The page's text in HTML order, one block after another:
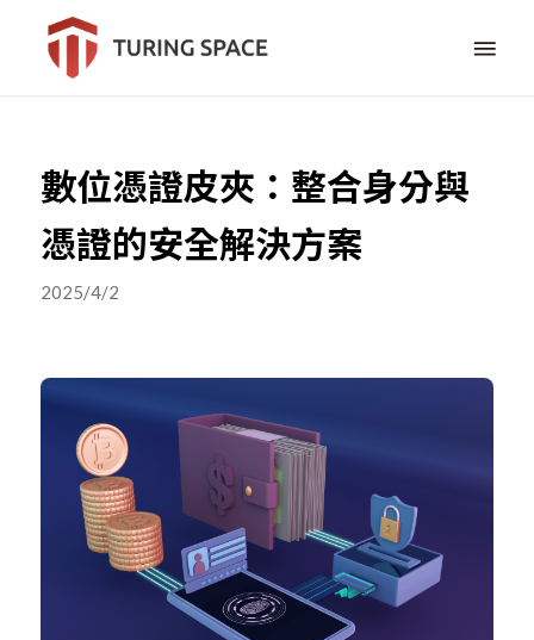
數位憑證皮夾：整合身分與
憑證的安全解決方案
2025/4/2